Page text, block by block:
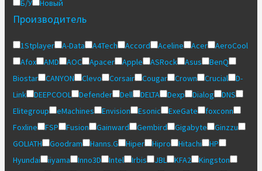
Б/У Новый
Производитель
1Stplayer A-Data A4Tech Accord Aceline Acer
AeroCool
Afox
AMD AOC Apacer Apple ASRock Asus
BenQ
Biostar
CANYON Clevo Corsair Cougar Crown Crucial
D-
Link
DEEPCOOL Defender Dell DELTA Dexp Dialog
DNS
Elitegroup
eMachines Envision Esonic ExeGate
foxconn
Foxline
FSP Fusion Gainward Gembird Gigabyte
Ginzzu
GOLIATH
Goodram Hanns.G Hiper Hipro Hitachi
HP
Hyundai
iiyama Inno3D Intel Irbis JBL KFA2
Kingston